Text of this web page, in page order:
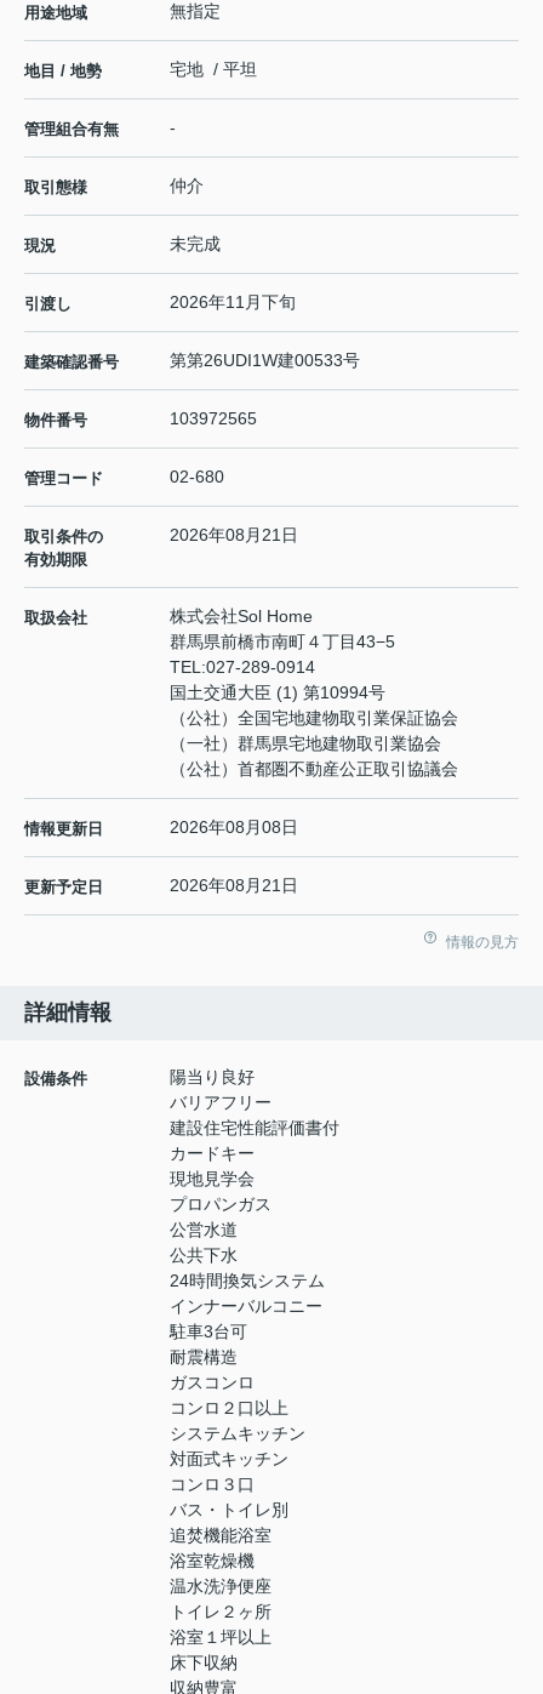
用途地域 無指定
地目 / 地勢 宅地 / 平坦
管理組合有無 -
取引態様 仲介
現況 未完成
引渡し 2026年11月下旬
建築確認番号 第第26UDI1W建00533号
物件番号 103972565
管理コード 02-680
取引条件の
有効期限
2026年08月21日
取扱会社
株式会社Sol Home
群馬県前橋市南町４丁目43−5
TEL:027-289-0914
国土交通大臣 (1) 第10994号
（公社）全国宅地建物取引業保証協会
（一社）群馬県宅地建物取引業協会
（公社）首都圏不動産公正取引協議会
情報更新日 2026年08月08日
更新予定日 2026年08月21日
情報の見方
詳細情報
設備条件
陽当り良好
バリアフリー
建設住宅性能評価書付
カードキー
現地見学会
プロパンガス
公営水道
公共下水
24時間換気システム
インナーバルコニー
駐車3台可
耐震構造
ガスコンロ
コンロ２口以上
システムキッチン
対面式キッチン
コンロ３口
バス・トイレ別
追焚機能浴室
浴室乾燥機
温水洗浄便座
トイレ２ヶ所
浴室１坪以上
床下収納
収納豊富